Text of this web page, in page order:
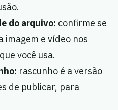
do arquivo: confirme se
e vídeo nos
você usa.
rascunho é a versão
de publicar, para